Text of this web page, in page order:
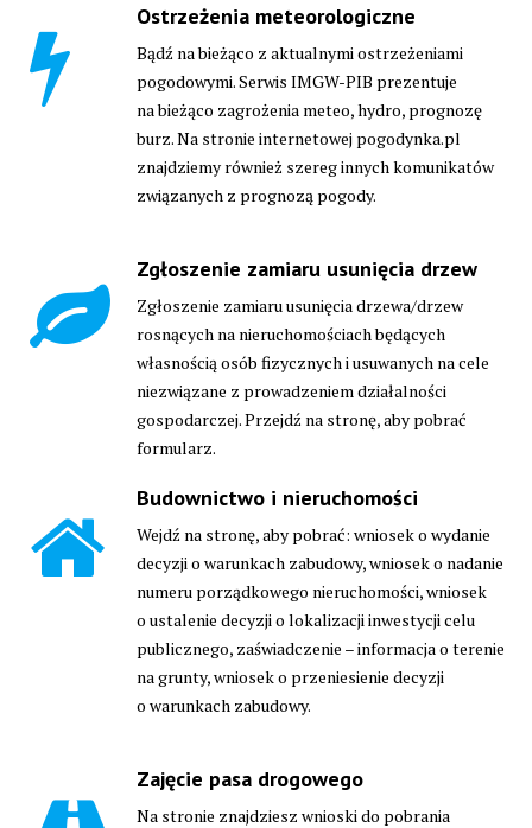
Ostrzeżenia meteorologiczne
Bądź na bieżąco z aktualnymi ostrzeżeniami
pogodowymi. Serwis IMGW-PIB prezentuje
na bieżąco zagrożenia meteo, hydro, prognozę
burz. Na stronie internetowej pogodynka.pl
znajdziemy również szereg innych komunikatów
związanych z prognozą pogody.
Zgłoszenie zamiaru usunięcia drzew
Zgłoszenie zamiaru usunięcia drzewa/drzew
rosnących na nieruchomościach będących
własnością osób fizycznych i usuwanych na cele
niezwiązane z prowadzeniem działalności
gospodarczej. Przejdź na stronę, aby pobrać
formularz.
Budownictwo i nieruchomości
Wejdź na stronę, aby pobrać: wniosek o wydanie
decyzji o warunkach zabudowy, wniosek o nadanie
numeru porządkowego nieruchomości, wniosek
o ustalenie decyzji o lokalizacji inwestycji celu
publicznego, zaświadczenie – informacja o terenie
na grunty, wniosek o przeniesienie decyzji
o warunkach zabudowy.
Zajęcie pasa drogowego
Na stronie znajdziesz wnioski do pobrania